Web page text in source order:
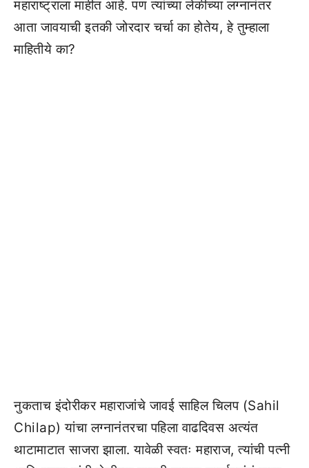
महाराष्ट्राला माहीत आहे. पण त्यांच्या लेकीच्या लग्नानंतर
आता जावयाची इतकी जोरदार चर्चा का होतेय, हे तुम्हाला
माहितीये का?
नुकताच इंदोरीकर महाराजांचे जावई साहिल चिलप (Sahil
Chilap) यांचा लग्नानंतरचा पहिला वाढदिवस अत्यंत
थाटामाटात साजरा झाला. यावेळी स्वतः महाराज, त्यांची पत्नी